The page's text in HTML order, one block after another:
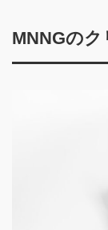
MNNGの